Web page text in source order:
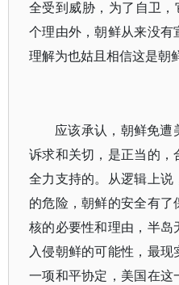
全受到威胁，为了自卫，
个理由外，朝鲜从来没
理解为也姑且相信这是朝
应该承认，朝鲜免遭
诉求和关切，是正当的
全力支持的。从逻辑上
的危险，朝鲜的安全有
核的必要性和理由，半
入侵朝鲜的可能性，最
一项和平协定，美国在